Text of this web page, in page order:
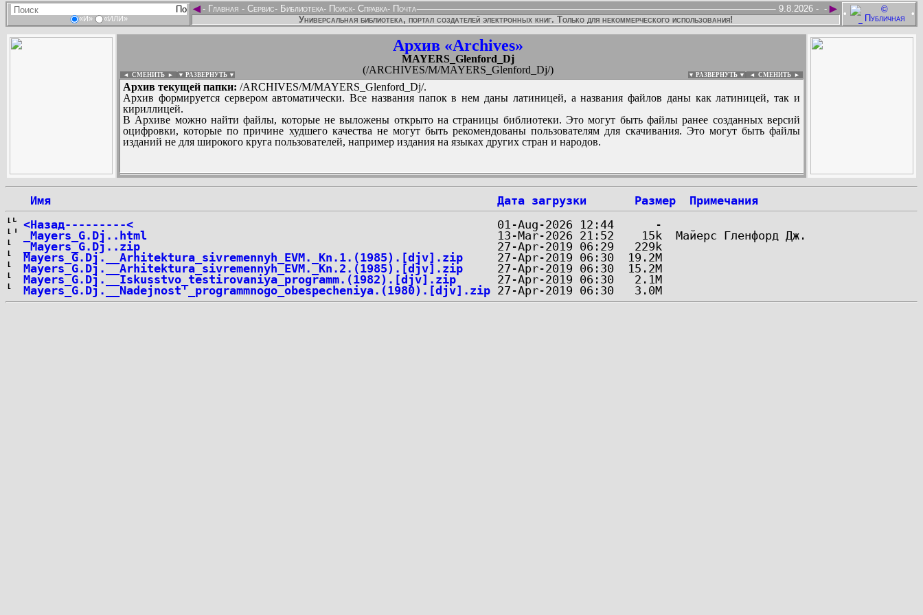
«И» «ИЛИ»
• •
◄ ►
- Главная - Сервис- Библиотека- Поиск- Справка- Почта -
9.8.2026 -
Универсальная библиотека, портал создателей электронных книг. Только для некоммерческого использования!
Архив «Archives»
MAYERS_Glenford_Dj
(/ARCHIVES/M/MAYERS_Glenford_Dj/)
◄ СМЕНИТЬ ► ▼ РАЗВЕРНУТЬ ▼ ▼ РАЗВЕРНУТЬ ▼ ◄ СМЕНИТЬ ►
Архив текущей папки: /ARCHIVES/M/MAYERS_Glenford_Dj/.
Архив формируется сервером автоматически. Все названия папок в нем даны латиницей, а названия файлов даны как латиницей, так и
кириллицей.
В Архиве можно найти файлы, которые не выложены открыто на страницы библиотеки. Это могут быть файлы ранее созданных версий
оцифровки, которые по причине худшего качества не могут быть рекомендованы пользователям для скачивания. Это могут быть файлы
изданий не для широкого круга пользователей, например издания на языках других стран и народов.
:
...
Имя Дата загрузки Размер
Примечания
<Назад---------<
_Mayers_G.Dj..html
_Mayers_G.Dj..zip
Mayers_G.Dj.__Arhitektura_sivremennyh_EVM._Kn.1.(1985).[djv].zip
Mayers_G.Dj.__Arhitektura_sivremennyh_EVM._Kn.2.(1985).[djv].zip
Mayers_G.Dj.__Iskusstvo_testirovaniya_programm.(1982).[djv].zip
Mayers_G.Dj.__Nadejnost'_programmnogo_obespecheniya.(1980).[djv].zip